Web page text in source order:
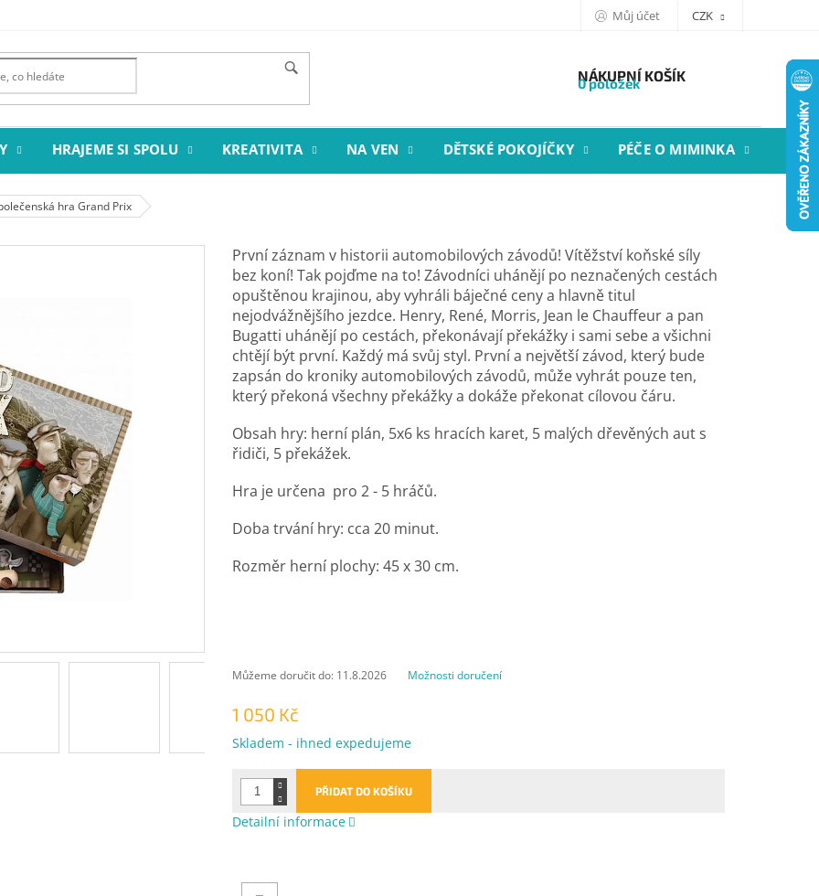
Můj účet CZK
NÁKUPNÍ KOŠÍK
0 položek
HRAJEME SI SPOLU KREATIVITA NA VEN DĚTSKÉ POKOJÍČKY PÉČE O MIMINKA
hra Grand Prix
1 050 Kč
Měrná
Skladem - ihned expedujeme
Můžeme doručit do: 11.8.2026 Možnosti doručení
PŘIDAT DO KOŠÍKU
První záznam v historii automobilových závodů! Vítěžství koňské síly
bez koní! Tak pojďme na to! Závodníci uhánějí po neznačených cestách
opuštěnou krajinou, aby vyhráli báječné ceny a hlavně titul
nejodvážnějšího jezdce. Henry, René, Morris, Jean le Chauffeur a pan
Bugatti uhánějí po cestách, překonávají překážky i sami sebe a všichni
chtějí být první. Každý má svůj styl. První a největší závod, který bude
zapsán do kroniky automobilových závodů, může vyhrát pouze ten,
který překoná všechny překážky a dokáže překonat cílovou čáru.
Obsah hry: herní plán, 5x6 ks hracích karet, 5 malých dřevěných aut s
řidiči, 5 překážek.
Hra je určena pro 2 - 5 hráčů.
Doba trvání hry: cca 20 minut.
Rozměr herní plochy: 45 x 30 cm.
Detailní informace